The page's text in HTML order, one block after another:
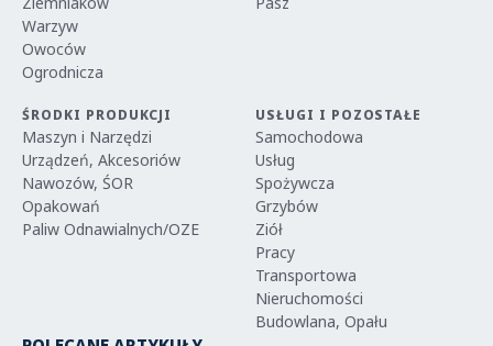
Warzyw
Owoców
Ogrodnicza
ŚRODKI PRODUKCJI
Maszyn i Narzędzi
Urządzeń, Akcesoriów
Nawozów, ŚOR
Opakowań
Paliw Odnawialnych/OZE
USŁUGI I POZOSTAŁE
Samochodowa
Usług
Spożywcza
Grzybów
Ziół
Pracy
Transportowa
Nieruchomości
Budowlana, Opału